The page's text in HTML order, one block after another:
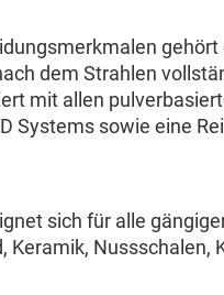
dem Strahlen
mit allen
Systems sowie eine
sich für alle
Keramik,